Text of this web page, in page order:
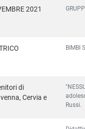
2021
BIMBI
di
Cervia e
Russi.